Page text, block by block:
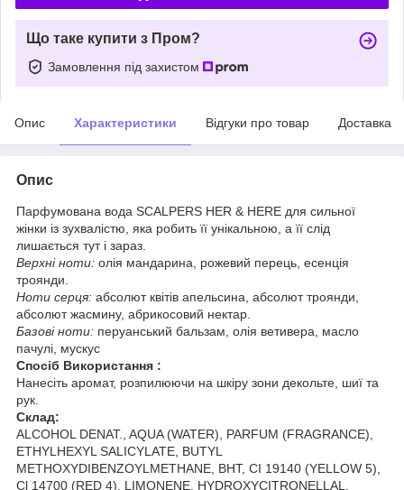
Що таке купити з Пром?
Замовлення під захистом
Опис Характеристики Відгуки про товар Доставка
Опис
Парфумована вода SCALPERS HER & HERE для сильної
жінки із зухвалістю, яка робить її унікальною, а її слід
лишається тут і зараз.
Верхні ноти: олія мандарина, рожевий перець, есенція
троянди.
Ноти серця: абсолют квітів апельсина, абсолют троянди,
абсолют жасмину, абрикосовий нектар.
Базові ноти: перуанський бальзам, олія ветивера, масло
пачулі, мускус
Спосіб Використання :
Нанесіть аромат, розпилюючи на шкіру зони декольте, шиї та
рук.
Склад:
ALCOHOL DENAT., AQUA (WATER), PARFUM (FRAGRANCE),
ETHYLHEXYL SALICYLATE, BUTYL
METHOXYDIBENZOYLMETHANE, BHT, CI 19140 (YELLOW 5),
Cl 14700 (RED 4), LIMONENE, HYDROXYCITRONELLAL,